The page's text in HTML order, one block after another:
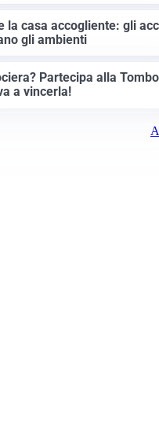
la casa accogliente: gli
gli ambienti
Partecipa alla
a vincerla!